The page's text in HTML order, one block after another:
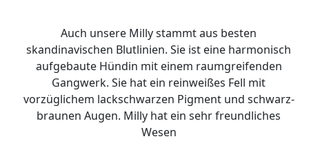
Auch unsere Milly stammt aus besten
skandinavischen Blutlinien. Sie ist eine harmonisch
aufgebaute Hündin mit einem raumgreifenden
Gangwerk. Sie hat ein reinweißes Fell mit
vorzüglichem lackschwarzen Pigment und schwarz-
braunen Augen. Milly hat ein sehr freundliches
Wesen